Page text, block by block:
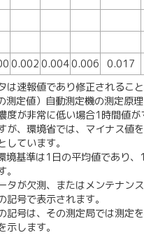
0.002 0.0040.006 0.017
は速報値であり修正されること
測定値）自動測定機の測定原
度が非常に低い場合1時間値
が、環境省では、マイナス値
しています。
境基準は1日の平均値であり、
タが欠測、またはメンテナンス
記号で表示されます。
記号は、その測定局では測定
示します。